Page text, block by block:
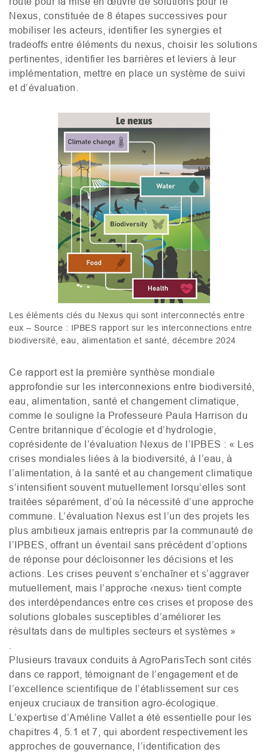
Nexus, constituée de 8 étapes successives pour
mobiliser les acteurs, identifier les synergies et
tradeoffs entre éléments du nexus, choisir les solutions
pertinentes, identifier les barrières et leviers à leur
implémentation, mettre en place un système de suivi
et d’évaluation.
Les éléments clés du Nexus qui sont interconnectés entre
eux – Source : IPBES rapport sur les interconnections entre
biodiversité, eau, alimentation et santé, décembre 2024
Ce rapport est la première synthèse mondiale
approfondie sur les interconnexions entre biodiversité,
eau, alimentation, santé et changement climatique,
comme le souligne la Professeure Paula Harrison du
Centre britannique d’écologie et d’hydrologie,
coprésidente de l’évaluation Nexus de l’IPBES : « Les
crises mondiales liées à la biodiversité, à l’eau, à
l’alimentation, à la santé et au changement climatique
s’intensifient souvent mutuellement lorsqu’elles sont
traitées séparément, d’où la nécessité d’une approche
commune. L’évaluation Nexus est l’un des projets les
plus ambitieux jamais entrepris par la communauté de
l’IPBES , offrant un éventail sans précédent d’options
de réponse pour décloisonner les décisions et les
actions. Les crises peuvent s’enchaîner et s’aggraver
mutuellement, mais l’approche ‹nexus› tient compte
des interdépendances entre ces crises et propose des
solutions globales susceptibles d’améliorer les
résultats dans de multiples secteurs et systèmes »
Plusieurs travaux conduits à AgroParisTech sont cités
dans ce rapport, témoignant de l’engagement et de
l’excellence scientifique de l’établissement sur ces
enjeux cruciaux de transition agro-écologique.
L’expertise d’Améline Vallet a été essentielle pour les
chapitres 4, 5.1 et 7, qui abordent respectivement les
approches de gouvernance, l’identification des